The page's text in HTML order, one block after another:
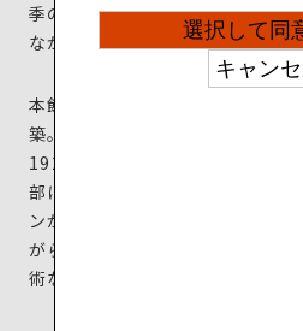
季の美を堪能できる風情豊かな
ながら景観の変化を楽しむこと
本館「清遠閣」は、格子戸など
築。細部まで凝らされた和の意
1926年）に流行したモダンな調
部には掛軸や茶器など、貴重な
ンが展示されています。喫茶室
がらコーヒーや抹茶を楽しんで
術などの企画展が開催されていま
選択して同
キャン